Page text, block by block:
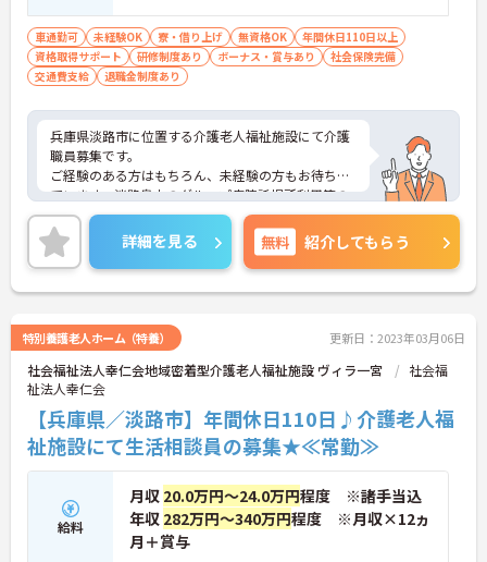
車通勤可 未経験OK 寮・借り上げ 無資格OK
年間休日110日以上
資格取得サポート
研修制度あり ボーナス・賞与あり
社会保険完備
交通費支給
退職金制度あり
兵庫県淡路市に位置する介護老人福祉施設にて介護
職員募集です。
ご経験のある方はもちろん、未経験の方もお待ちし
ています。淡路島内のグループ病院託児所利用等の
福利厚生制度あり、子育て世代の方も安心して就業
いただけます。
ご興味ある方には、面接対策ポイントなど、さらに
詳細をお話しいたしますのでお気軽にご相談くださ
い！
詳細を見る 無料 紹介してもらう
特別養護老人ホーム（特養） 更新日：2023年03月06日
社会福祉法人幸仁会地域密着型介護老人福祉施設 ヴィラ一宮
社会福
祉法人幸仁会
【兵庫県／淡路市】年間休日110日♪介護老人福
祉施設にて生活相談員の募集★≪常勤≫
給料
月収 20.0万円～24.0万円程度 ※諸手当込
年収 282万円～340万円程度 ※月収×12ヵ
月＋賞与